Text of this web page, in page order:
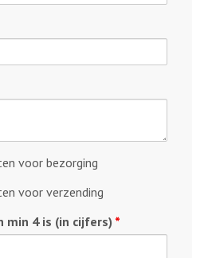
voor bezorging
voor verzending
min 4 is (in cijfers) *